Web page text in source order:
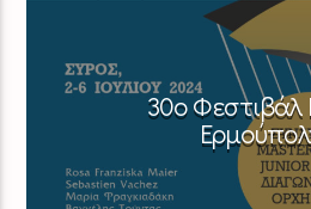
30ο Φεστιβάλ